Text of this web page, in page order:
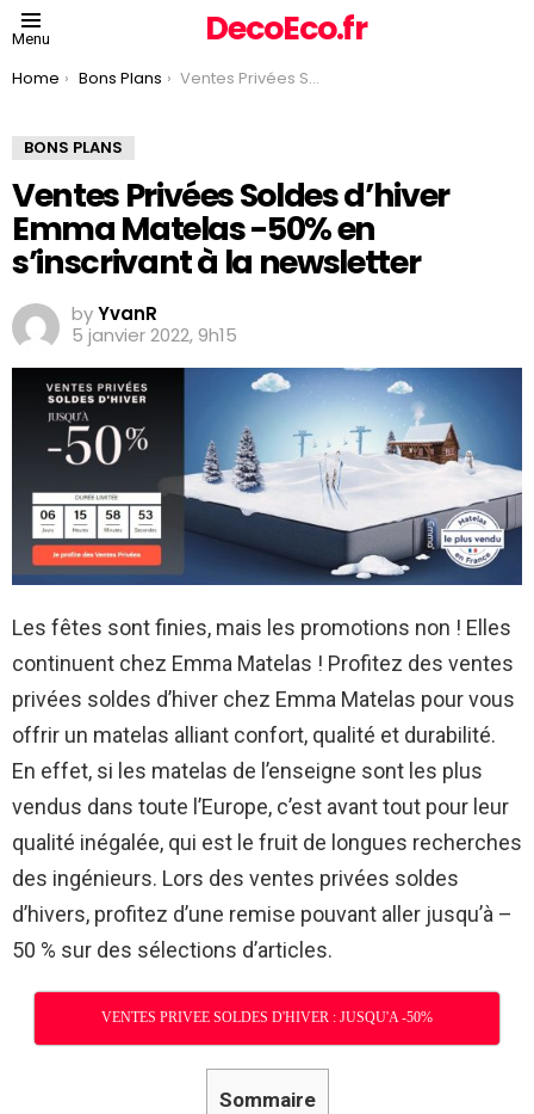
Menu DecoEco.fr
You are here:
Home Bons Plans Ventes Privées Soldes d’hiver Emma Matelas -50% en s’inscrivant à la newsletter
BONS PLANS
Ventes Privées Soldes d’hiver
Emma Matelas -50% en
s’inscrivant à la newsletter
byYvanR
5 janvier 2022, 9h15
Les fêtes sont finies, mais les promotions non ! Elles
continuent chez Emma Matelas ! Profitez des ventes
privées soldes d’hiver chez Emma Matelas pour vous
offrir un matelas alliant confort, qualité et durabilité.
En effet, si les matelas de l’enseigne sont les plus
vendus dans toute l’Europe, c’est avant tout pour leur
qualité inégalée, qui est le fruit de longues recherches
des ingénieurs. Lors des ventes privées soldes
d’hivers, profitez d’une remise pouvant aller jusqu’à –
50 % sur des sélections d’articles.
VENTES PRIVEE SOLDES D'HIVER : JUSQU'A -50%
Sommaire